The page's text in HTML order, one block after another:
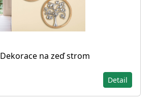
Dekorace na zeď strom
Detail